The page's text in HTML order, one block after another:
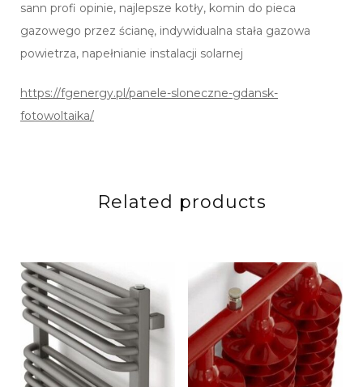
sann profi opinie, najlepsze kotły, komin do pieca
gazowego przez ścianę, indywidualna stała gazowa
powietrza, napełnianie instalacji solarnej
https://fgenergy.pl/panele-sloneczne-gdansk-
fotowoltaika/
Related products